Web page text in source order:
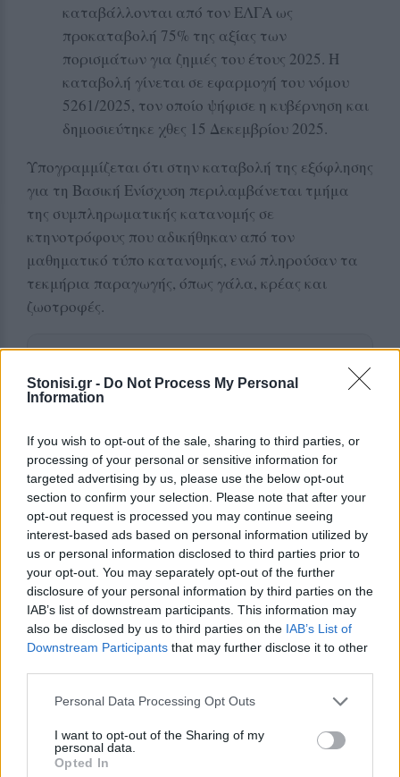
Stonisi.gr - Do Not Process My Personal
Information
If you wish to opt-out of the sale, sharing to third parties, or
processing of your personal or sensitive information for
targeted advertising by us, please use the below opt-out
section to confirm your selection. Please note that after your
opt-out request is processed you may continue seeing
interest-based ads based on personal information utilized by
us or personal information disclosed to third parties prior to
your opt-out. You may separately opt-out of the further
disclosure of your personal information by third parties on the
IAB’s list of downstream participants. This information may
also be disclosed by us to third parties on the IAB’s List of
Downstream Participants that may further disclose it to other
Personal Data Processing Opt Outs
I want to opt-out of the Sharing of my
personal data.
Opted In
καταβάλλονται από τον ΕΛΓΑ ως
προκαταβολή 75% της αξίας των
πορισμάτων για ζημιές του έτους 2025. Η
καταβολή γίνεται σε εφαρμογή του νόμου
5261/2025, τον οποίο ψήφισε η κυβέρνηση και
δημοσιεύτηκε χθες 15 Δεκεμβρίου 2025.
Υπογραμμίζεται ότι στην καταβολή της εξόφλησης
για τη Βασική Ενίσχυση περιλαμβάνεται τμήμα
της συμπληρωματικής κατανομής σε
κτηνοτρόφους που αδικήθηκαν από τον
μαθηματικό τύπο κατανομής, ενώ πληρούσαν τα
τεκμήρια παραγωγής, όπως γάλα, κρέας και
ζωοτροφές.
αναζήτησης
ΣΤΗΝ ΙΔΙΑ ΚΑΤΗΓΟΡΙΑ
ΑΓΡΟΤΕΣ
Νέα κρούσματα αφθώδους
πυρετού σε Κάπη και Λεπέτυμνο
Αρνητικά τα αποτελέσματα σε
άλλες 28 μονάδες
ΣΥΝΕΝΤΕΥΞΗ ΑΓΡΟΤΕΣ
τα κτηνοτροφικά χωριά της
Λέσβου
Ο κτηνοτρόφος Αχιλλέας